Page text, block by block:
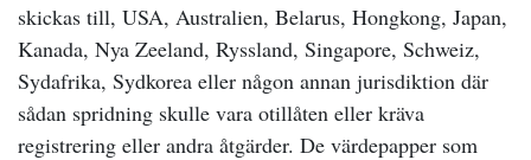
skickas till, USA, Australien, Belarus, Hongkong, Japan,
Kanada, Nya Zeeland, Ryssland, Singapore, Schweiz,
Sydafrika, Sydkorea eller någon annan jurisdiktion där
sådan spridning skulle vara otillåten eller kräva
registrering eller andra åtgärder. De värdepapper som